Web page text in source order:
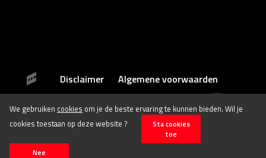
We gebruiken cookies om je de beste ervaring te kunnen bieden. Wil je
cookies toestaan op deze website ?
Sta cookies
toe
Nee
Disclaimer Algemene voorwaarden
© 2026 Stichting Film.nl All rights reserved.